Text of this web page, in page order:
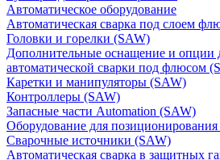
Автоматическое оборудование
Автоматическая сварка под слоем
Головки и горелки (SAW)
Дополнительные оснащение и опции
автоматической сварки под флюсом
Каретки и манипуляторы (SAW)
Контроллеры (SAW)
Запасные части Automation (SAW)
Оборудование для позиционирования
Сварочные источники (SAW)
Автоматическая сварка в защитных